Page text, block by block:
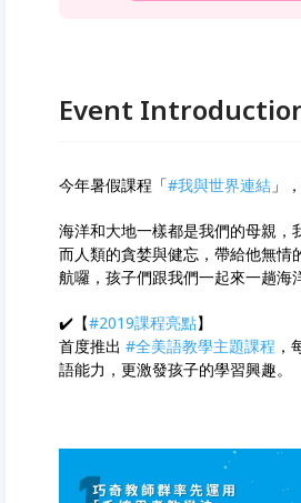
Event
今年暑假課程「#我與世界連結 」
海洋和大地一樣都是我們的母親，
而人類的貪婪與健忘，帶給他無
航囉，孩子們跟我們一起來一趟海
✔️【#2019課程亮點】
首度推出 #全美語教學主題課程 ，
語能力，更激發孩子的學習興趣。